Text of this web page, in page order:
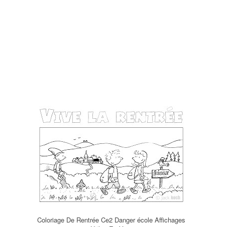
Coloriage De Rentrée Ce2 Danger école Affichages